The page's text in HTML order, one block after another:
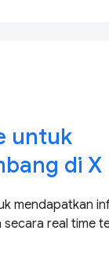
untuk
di X
mendapatkan
secara real time